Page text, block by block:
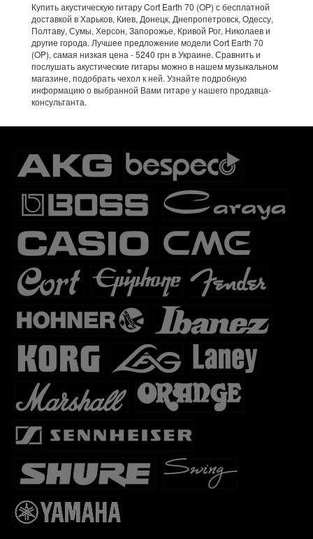
Купить акустическую гитару Cort Earth 70 (OP) с бесплатной
доставкой в Харьков, Киев, Донецк, Днепропетровск, Одессу,
Полтаву, Сумы, Херсон, Запорожье, Кривой Рог, Николаев и
другие города. Лучшее предложение модели Cort Earth 70
(OP), самая низкая цена - 5240 грн в Украине. Сравнить и
послушать акустические гитары можно в нашем музыкальном
магазине, подобрать чехол к ней. Узнайте подробную
информацию о выбранной Вами гитаре у нашего продавца-
консультанта.